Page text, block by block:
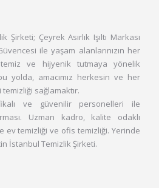
Şirketi; Çeyrek Asırlık Işıltı Markası
ile yaşam alanlarınızın her
temiz ve hijyenik tutmaya yönelik
bu yolda, amacımız herkesin ve her
sağlamaktır.
ve güvenilir personelleri ile
Uzman kadro, kalite odaklı
ev temizliği ve ofis temizliği. Yerinde
İstanbul Temizlik Şirketi.